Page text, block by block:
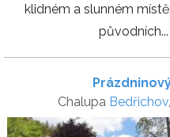
klidném a slunném
původních...
Chalupa Bedřichov